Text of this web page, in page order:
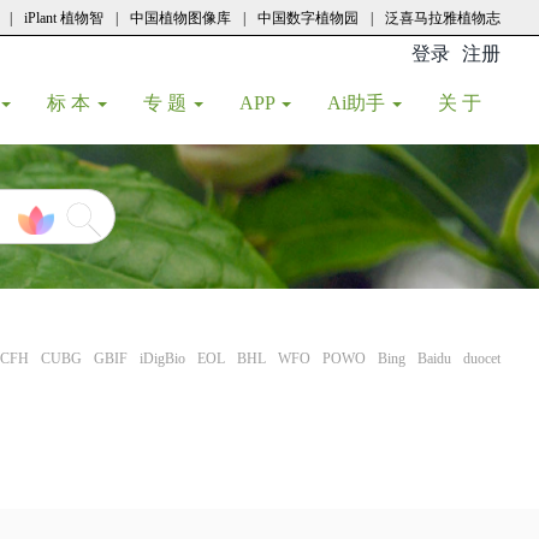
iPlant 植物智 中国植物图像库 中国数字植物园 泛喜马拉雅植物志
登录 注册
标 本 专 题 APP Ai助手 关 于
CFH CUBG GBIF iDigBio EOL BHL WFO POWO Bing Baidu duocet